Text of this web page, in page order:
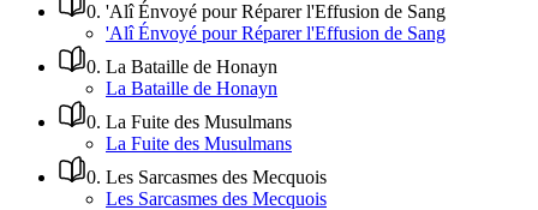
0. 'Alî Énvoyé pour Réparer l'Effusion de Sang
'Alî Énvoyé pour Réparer l'Effusion de Sang
0. La Bataille de Honayn
La Bataille de Honayn
0. La Fuite des Musulmans
La Fuite des Musulmans
0. Les Sarcasmes des Mecquois
Les Sarcasmes des Mecquois